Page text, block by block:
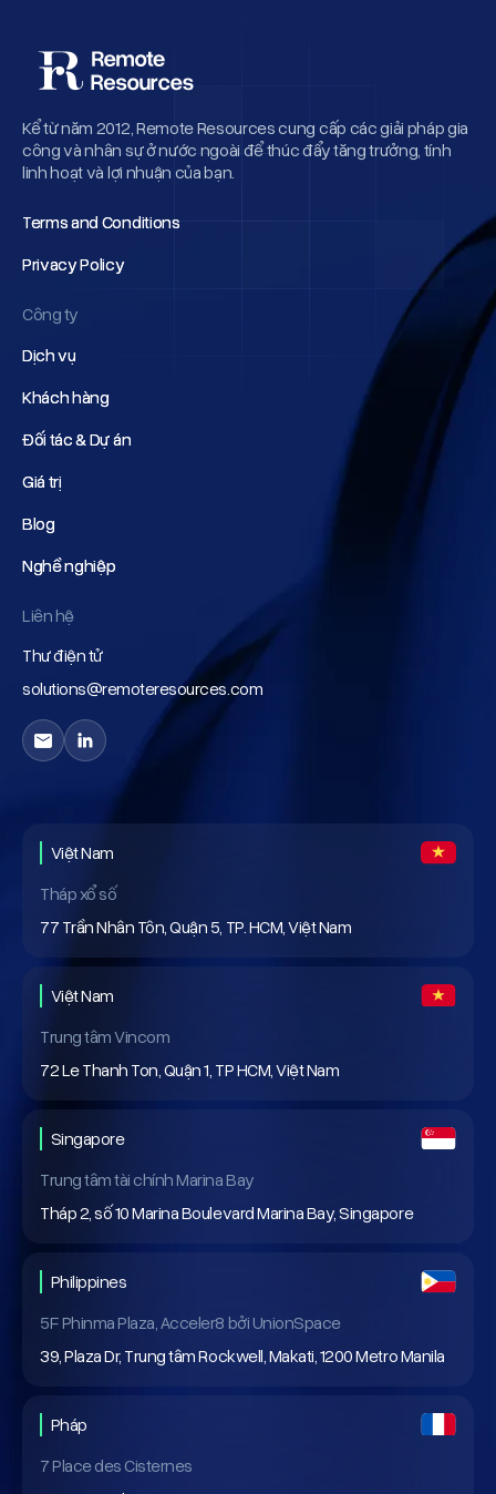
Kể từ năm 2012, Remote Resources cung cấp các giải pháp gia
công và nhân sự ở nước ngoài để thúc đẩy tăng trưởng, tính
linh hoạt và lợi nhuận của bạn.
Terms and Conditions
Terms and Conditions
Privacy Policy
Privacy Policy
Công ty
Dịch vụ
Dịch vụ
Khách hàng
Khách hàng
Đối tác & Dự án
Đối tác & Dự án
Giá trị
Giá trị
Blog
Blog
Nghề nghiệp
Nghề nghiệp
Liên hệ
Thư điện tử
solutions@remoteresources.com
Việt Nam
Tháp xổ số
77 Trần Nhân Tôn, Quận 5, TP. HCM, Việt Nam
Việt Nam
Trung tâm Vincom
72 Le Thanh Ton, Quận 1, TP HCM, Việt Nam
Singapore
Trung tâm tài chính Marina Bay
Tháp 2, số 10 Marina Boulevard Marina Bay, Singapore
Philippines
5F Phinma Plaza, Acceler8 bởi UnionSpace
39, Plaza Dr, Trung tâm Rockwell, Makati, 1200 Metro Manila
Pháp
7 Place des Cisternes